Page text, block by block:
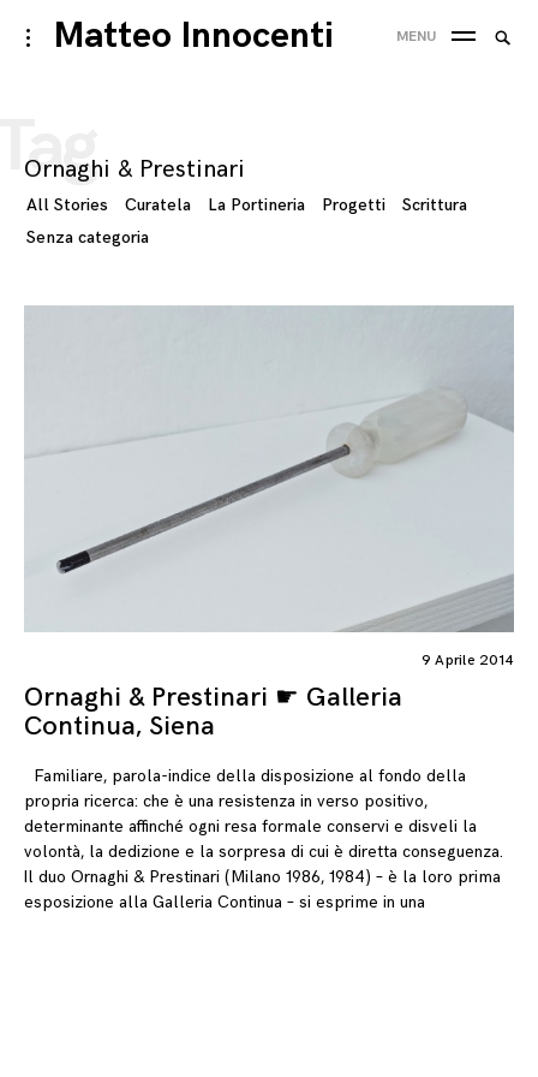
Skip
to
Matteo Innocenti
toggle
MENU
Ornaghi & Prestinari
All Stories Curatela La Portineria Progetti
Scrittura
Senza categoria
9 Aprile 2014
Ornaghi & Prestinari ☛ Galleria
Continua, Siena
Familiare, parola-indice della disposizione al fondo della
propria ricerca: che è una resistenza in verso positivo,
determinante affinché ogni resa formale conservi e disveli la
volontà, la dedizione e la sorpresa di cui è diretta conseguenza.
Il duo Ornaghi & Prestinari (Milano 1986, 1984) – è la loro prima
esposizione alla Galleria Continua – si esprime in una